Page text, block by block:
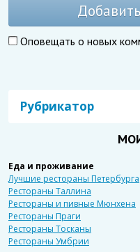
Оповещать о новых
Рубрикатор
Еда и проживание
Лучшие рестораны Петербурга
Рестораны Таллина
Рестораны и пивные Мюнхена
Рестораны Праги
Рестораны Тосканы
Рестораны Умбрии